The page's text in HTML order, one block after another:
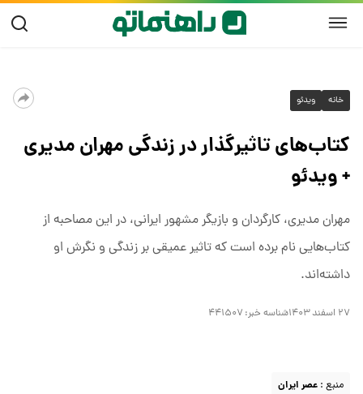
خانه ویدئو
کتاب‌های تاثیرگذار در زندگی مهران مدیری
+ ویدئو
مهران مدیری، کارگردان و بازیگر مشهور ایرانی، در این مصاحبه‌ از
کتاب‌هایی نام برده است که تاثیر عمیقی بر زندگی و نگرش او
داشته‌اند.
۲۷ اسفند ۱۴۰۳ شناسه خبر: ۴۴۱۵۰۷
منبع : عصر ایران